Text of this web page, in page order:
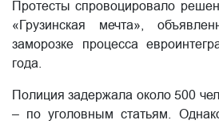
Протесты спровоцировало
«Грузинская мечта»,
заморозке процесса
года.
Полиция задержала около 500
– по уголовным статьям.